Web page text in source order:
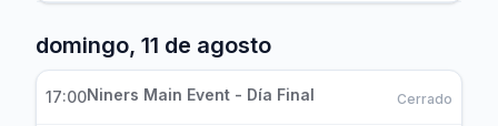
domingo, 11 de agosto
17:00Niners Main Event - Día Final Cerrado